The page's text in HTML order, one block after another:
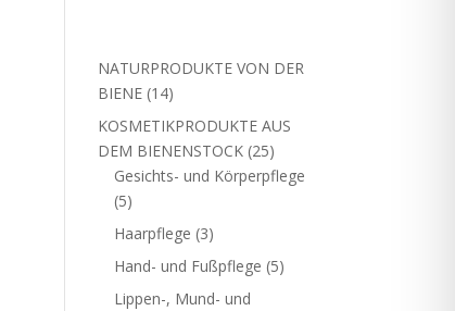
NATURPRODUKTE VON DER
BIENE 1414
Produkte
KOSMETIKPRODUKTE AUS
DEM BIENENSTOCK 2525
Produkte
Gesichts- und Körperpflege
55
Produkte
Haarpflege 33
Produkte
Hand- und Fußpflege 55
Lippen-, Mund- und